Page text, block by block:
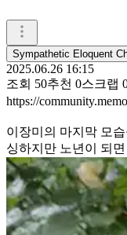
Sympathetic Eloquent
2025.06.26 16:15
조회 50추천 0스크랩
https://
이장미의 마지막 모
싱하지만 노년이 되